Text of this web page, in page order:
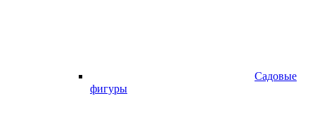
Садовые
фигуры